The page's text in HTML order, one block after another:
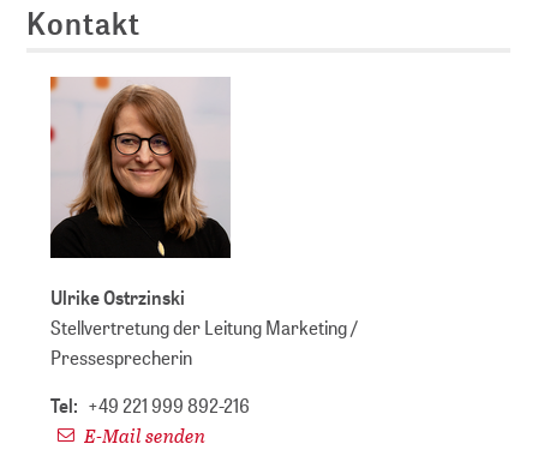
Kontakt
Ulrike Ostrzinski
Stellvertretung der Leitung Marketing /
Pressesprecherin
Tel: +49 221 999 892-216
E-Mail senden